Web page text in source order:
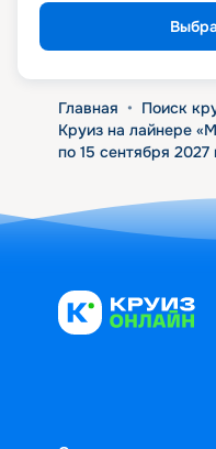
Главная • Поиск
Круиз на лайнере
по 15 сентября 2027